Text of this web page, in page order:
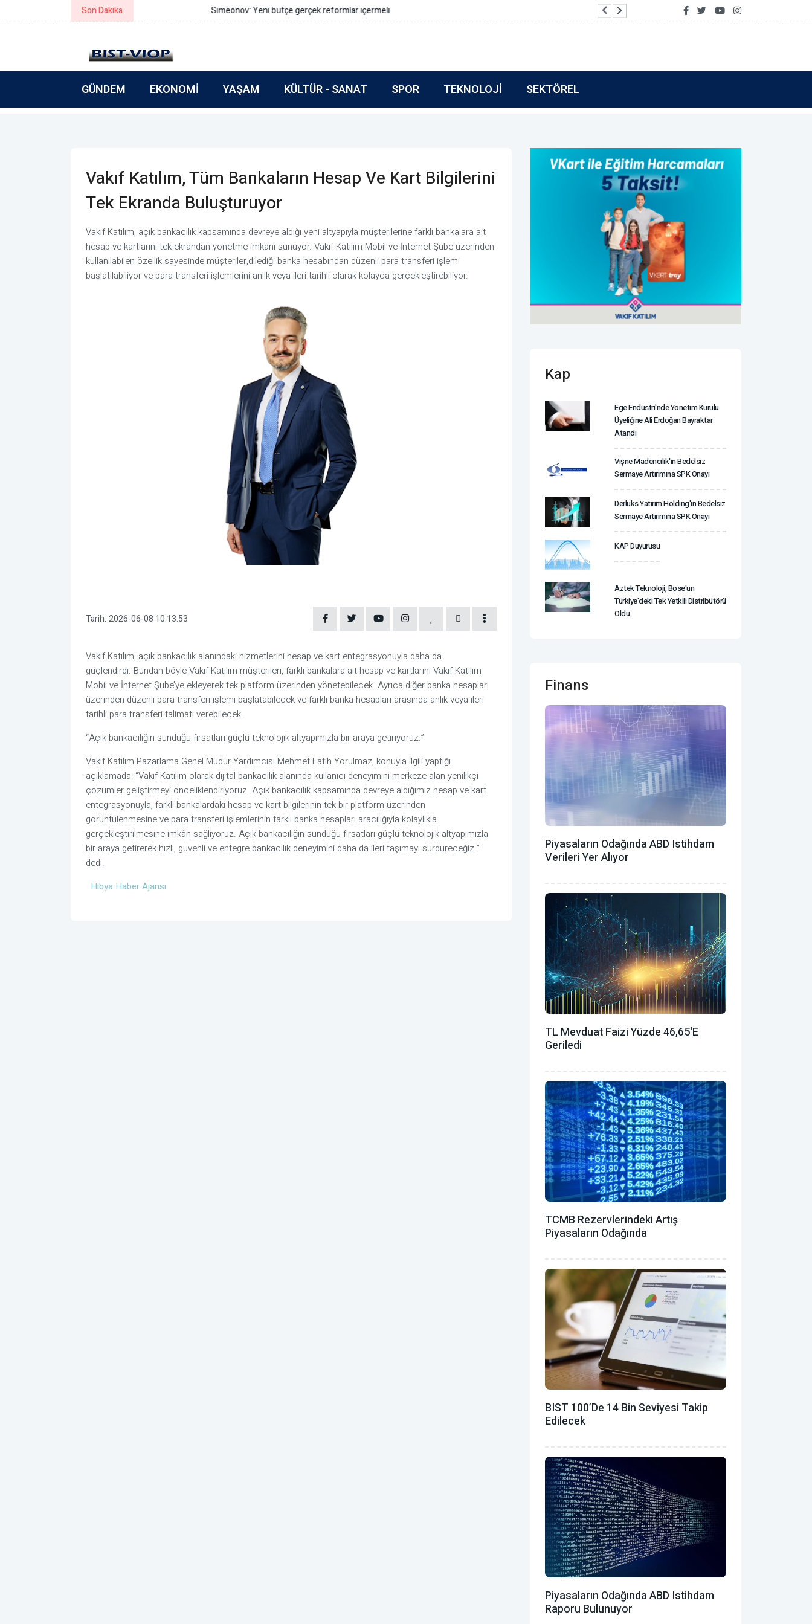
Son Dakika Simeonov: Yeni bütçe gerçek reformlar içermeli Vakıf Katılım’dan Tamamla Kazan
GÜNDEM EKONOMI YAŞAM KÜLTÜR - SANAT SPOR TEKNOLOJI SEKTÖREL
Vakıf Katılım, Tüm Bankaların Hesap Ve Kart Bilgilerini
Tek Ekranda Buluşturuyor
Vakıf Katılım, açık bankacılık kapsamında devreye aldığı yeni altyapıyla müşterilerine farklı bankalara ait
hesap ve kartlarını tek ekrandan yönetme imkanı sunuyor. Vakıf Katılım Mobil ve İnternet Şube üzerinden
kullanılabilen özellik sayesinde müşteriler,dilediği banka hesabından düzenli para transferi işlemi
başlatılabiliyor ve para transferi işlemlerini anlık veya ileri tarihli olarak kolayca gerçekleştirebiliyor.
Tarih: 2026-06-08 10:13:53
Vakıf Katılım, açık bankacılık alanındaki hizmetlerini hesap ve kart entegrasyonuyla daha da
güçlendirdi. Bundan böyleVakıf Katılım müşterileri, farklı bankalara ait hesap ve kartlarını Vakıf Katılım
Mobil ve İnternet Şube’ye ekleyerek tek platform üzerinden yönetebilecek. Ayrıca diğer banka hesapları
üzerinden düzenli para transferi işlemi başlatabilecek vefarklı banka hesapları arasında anlık veya ileri
tarihli para transferi talimatı verebilecek.
“Açık bankacılığın sunduğu fırsatları güçlü teknolojik altyapımızla bir araya getiriyoruz.”
Vakıf Katılım Pazarlama Genel Müdür Yardımcısı Mehmet Fatih Yorulmaz, konuyla ilgili yaptığı
açıklamada: “Vakıf Katılım olarak dijital bankacılık alanında kullanıcı deneyimini merkeze alan yenilikçi
çözümler geliştirmeyi önceliklendiriyoruz. Açık bankacılık kapsamında devreye aldığımız hesap ve kart
entegrasyonuyla, farklı bankalardaki hesap ve kart bilgilerinin tek bir platform üzerinden
görüntülenmesine ve para transferi işlemlerinin farklı banka hesapları aracılığıyla kolaylıkla
gerçekleştirilmesine imkân sağlıyoruz. Açık bankacılığın sunduğu fırsatları güçlü teknolojik altyapımızla
bir araya getirerek hızlı, güvenli ve entegre bankacılık deneyimini daha da ileri taşımayı sürdüreceğiz.”
dedi.
Hibya Haber Ajansı
Kap
Ege Endüstri'nde Yönetim Kurulu
Üyeliğine Ali Erdoğan Bayraktar
Atandı
Vişne Madencilik'in Bedelsiz
Sermaye Artırımına SPK Onayı
Derlüks Yatırım Holding'in Bedelsiz
Sermaye Artırımına SPK Onayı
KAP Duyurusu
Aztek Teknoloji, Bose'un
Türkiye'deki Tek Yetkili Distribütörü
Oldu
Finans
Piyasaların Odağında ABD Istihdam
Verileri Yer Alıyor
TL Mevduat Faizi Yüzde 46,65'e
Geriledi
TCMB Rezervlerindeki Artış
Piyasaların Odağında
BIST 100’de 14 Bin Seviyesi Takip
Edilecek
Piyasaların Odağında ABD Istihdam
Raporu Bulunuyor